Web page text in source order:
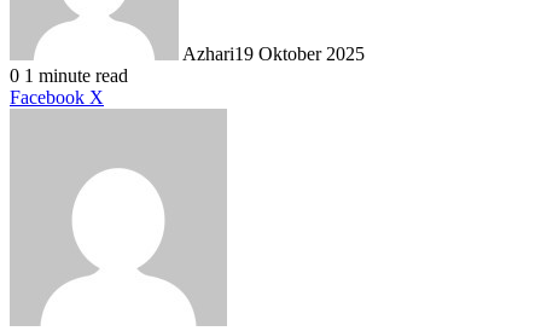
Azhari19 Oktober 2025
0 1 minute read
Facebook X